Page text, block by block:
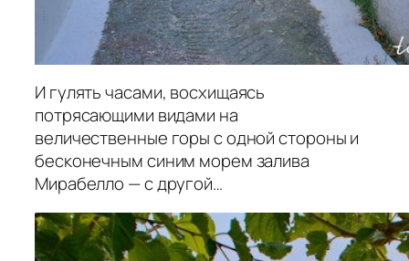
И гулять часами, восхищаясь
потрясающими видами на
величественные горы с одной стороны и
бесконечным синим морем залива
Мирабелло — с другой…